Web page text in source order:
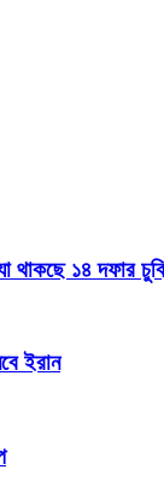
থাকছে ১৪ দফার
ইরান